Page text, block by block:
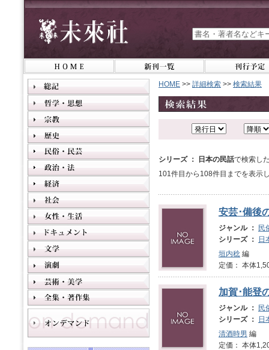
HOME >> 詳細検索 >> 検索結果
シリーズ ： 日本の民話で検索し
101件目から108件目までを表示
安芸･備後
ジャンル ：
民
シリーズ ：
日
垣内稔 編
定価： 本体
加賀･能登
ジャンル ：
民
シリーズ ：
日
清酒時男 編
定価： 本体